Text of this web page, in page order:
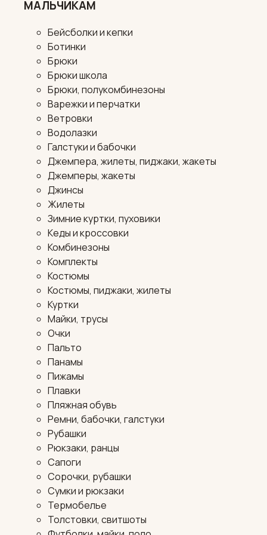
МАЛЬЧИКАМ
Бейсболки и кепки
Ботинки
Брюки
Брюки школа
Брюки, полукомбинезоны
Варежки и перчатки
Ветровки
Водолазки
Галстуки и бабочки
Джемпера, жилеты, пиджаки, жакеты
Джемперы, жакеты
Джинсы
Жилеты
Зимние куртки, пуховики
Кеды и кроссовки
Комбинезоны
Комплекты
Костюмы
Костюмы, пиджаки, жилеты
Куртки
Майки, трусы
Очки
Пальто
Панамы
Пижамы
Плавки
Пляжная обувь
Ремни, бабочки, галстуки
Рубашки
Рюкзаки, ранцы
Сапоги
Сорочки, рубашки
Сумки и рюкзаки
Термобелье
Толстовки, свитшоты